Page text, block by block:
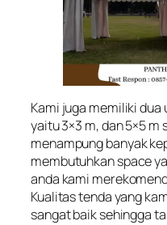
Kami juga memiliki
yaitu 3×3 m, dan 5×5
menampung banyak
membutuhkan space
anda kami
Kualitas tenda yang
sangat baik sehingga